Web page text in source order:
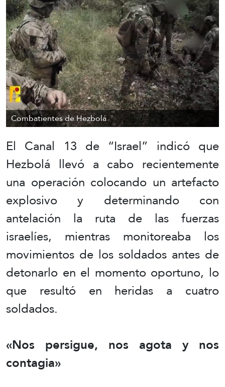
Combatientes de Hezbolá
El Canal 13 de “Israel” indicó que
Hezbolá llevó a cabo recientemente
una operación colocando un artefacto
explosivo y determinando con
antelación la ruta de las fuerzas
israelíes, mientras monitoreaba los
movimientos de los soldados antes de
detonarlo en el momento oportuno, lo
que resultó en heridas a cuatro
soldados.
«Nos persigue, nos agota y nos
contagia»